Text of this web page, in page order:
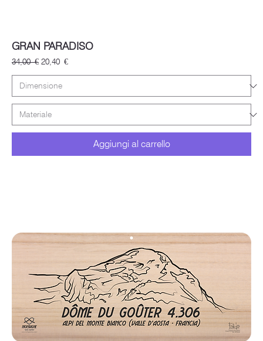
GRAN PARADISO
Prezzo regolare
34,00 € Prezzo scontato
20,40 €
Aggiungi al carrello